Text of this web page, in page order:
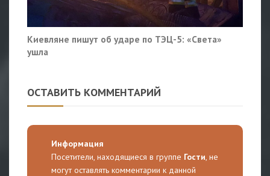
Киевляне пишут об ударе по ТЭЦ-5: «Света»
ушла
ОСТАВИТЬ КОММЕНТАРИЙ
Информация
Посетители, находящиеся в группе Гости, не
могут оставлять комментарии к данной